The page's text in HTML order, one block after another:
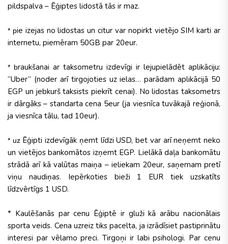
pildspalva – Ēģiptes lidostā tās ir maz.
* pie izejas no lidostas un citur var nopirkt vietējo SIM karti ar
internetu, piemēram 50GB par 20eur.
* braukšanai ar taksometru izdevīgi ir lejupielādēt aplikāciju:
“Uber” (noder arī tirgojoties uz ielas… parādam aplikācijā 50
EGP un jebkurš taksists piekrīt cenai). No lidostas taksometrs
ir dārgāks – standarta cena 5eur (ja viesnīca tuvākajā reģionā,
ja viesnīca tālu, tad 10eur).
* uz Ēģipti izdevīgāk ņemt līdzi USD, bet var arī neņemt neko
un vietējos bankomātos izņemt EGP. Lielākā daļa bankomātu
strādā arī kā valūtas maiņa – ieliekam 20eur, saņemam pretī
viņu naudiņas. Iepērkoties bieži 1 EUR tiek uzskatīts
līdzvērtīgs 1 USD.
* Kaulēšanās par cenu Ēģiptē ir gluži kā arābu nacionālais
sporta veids. Cena uzreiz tiks pacelta, ja izrādīsiet pastiprinātu
interesi par vēlamo preci. Tirgoņi ir labi psihologi. Par cenu